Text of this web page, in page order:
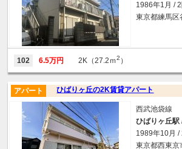
1986年1月 /
東京都練馬区
102 6.5万円 2K（27.2ｍ2 ）
ひばりヶ丘の2K賃貸アパート
アパート
西武池袋線
ひばりヶ丘駅
1989年10月 /
東京都西東京